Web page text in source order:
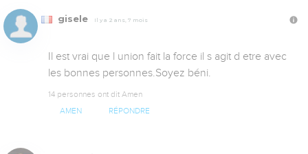
gisele Il y a 2 ans, 7 mois
Il est vrai que l union fait la force il s agit d etre avec
les bonnes personnes.Soyez béni.
14 personnes ont dit Amen
AMEN RÉPONDRE